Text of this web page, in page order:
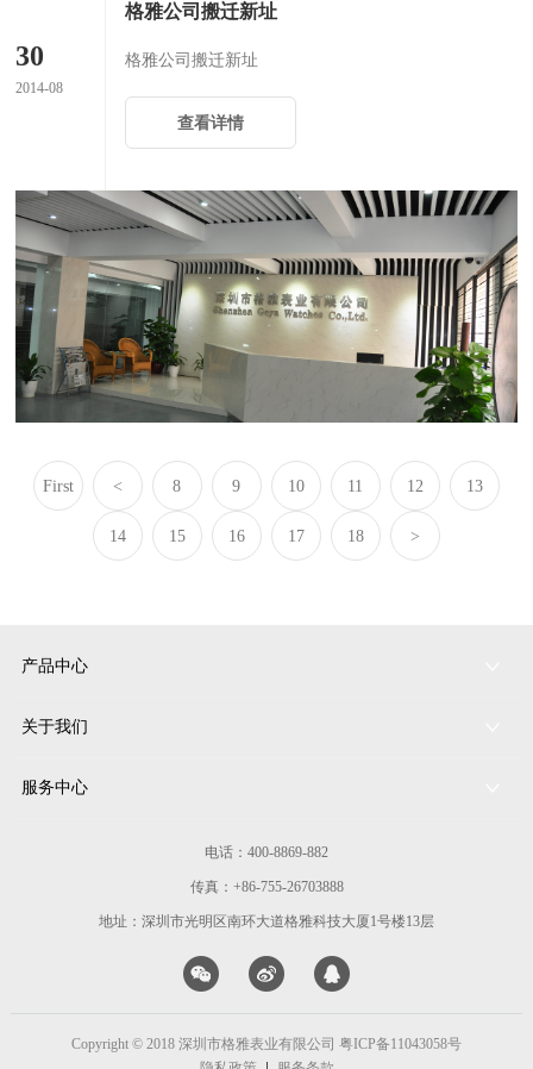
30
2014-08
格雅公司搬迁新址
格雅公司搬迁新址
查看详情
First < 8 9 10 11 12 13
14 15 16 17 18 >
产品中心
关于我们
服务中心
电话：400-8869-882
传真：+86-755-26703888
地址：深圳市光明区南环大道格雅科技大厦1号楼13层
Copyright © 2018 深圳市格雅表业有限公司 粤ICP备11043058号